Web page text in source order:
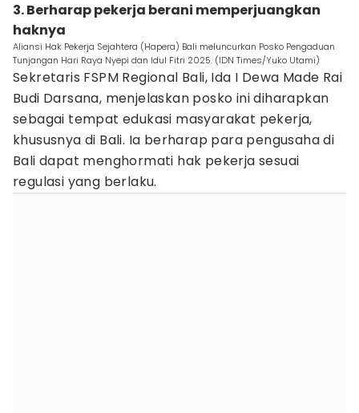
3. Berharap pekerja berani memperjuangkan
haknya
Aliansi Hak Pekerja Sejahtera (Hapera) Bali meluncurkan Posko Pengaduan
Tunjangan Hari Raya Nyepi dan Idul Fitri 2025. (IDN Times/Yuko Utami)
Sekretaris FSPM Regional Bali, Ida I Dewa Made Rai
Budi Darsana, menjelaskan posko ini diharapkan
sebagai tempat edukasi masyarakat pekerja,
khususnya di Bali. Ia berharap para pengusaha di
Bali dapat menghormati hak pekerja sesuai
regulasi yang berlaku.